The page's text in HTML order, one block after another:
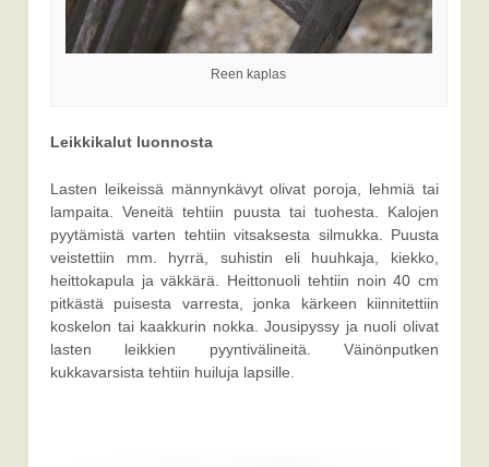
Reen kaplas
Leikkikalut luonnosta
Lasten leikeissä männynkävyt olivat poroja, lehmiä tai
lampaita. Veneitä tehtiin puusta tai tuohesta. Kalojen
pyytämistä varten tehtiin vitsaksesta silmukka. Puusta
veistettiin mm. hyrrä, suhistin eli huuhkaja, kiekko,
heittokapula ja väkkärä. Heittonuoli tehtiin noin 40 cm
pitkästä puisesta varresta, jonka kärkeen kiinnitettiin
koskelon tai kaakkurin nokka. Jousipyssy ja nuoli olivat
lasten leikkien pyyntivälineitä. Väinönputken
kukkavarsista tehtiin huiluja lapsille.